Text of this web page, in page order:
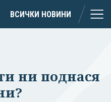
ВСИЧКИ НОВИНИ
ни поднася